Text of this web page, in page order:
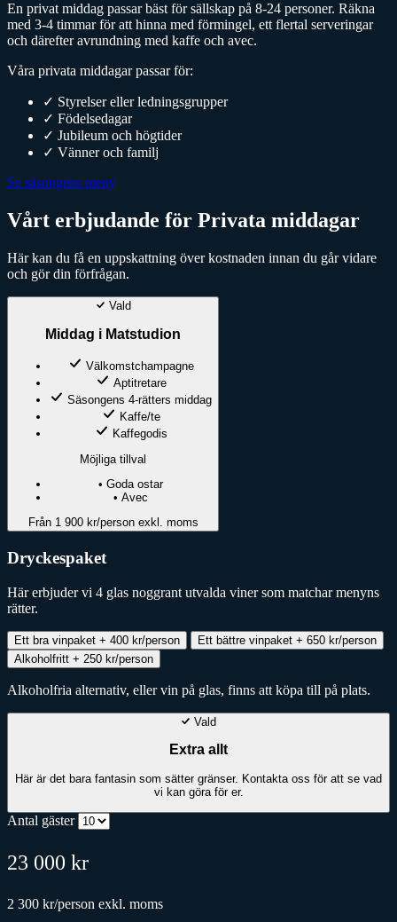
En privat middag passar bäst för sällskap på 8-24 personer. Räkna
med 3-4 timmar för att hinna med förmingel, ett flertal serveringar
och därefter avrundning med kaffe och avec.
Våra privata middagar passar för:
✓ Styrelser eller ledningsgrupper
✓ Födelsedagar
✓ Jubileum och högtider
✓ Vänner och familj
Se säsongens meny
Vårt erbjudande för Privata middagar
Här kan du få en uppskattning över kostnaden innan du går vidare
och gör din förfrågan.
Vald
Middag i Matstudion
Välkomstchampagne
Aptitretare
Säsongens 4-rätters middag
Kaffe/te
Kaffegodis
Möjliga tillval
• Goda ostar
• Avec
Från 1 900 kr/person exkl. moms
Dryckespaket
Här erbjuder vi 4 glas noggrant utvalda viner som matchar menyns
rätter.
Ett bra vinpaket + 400 kr/person Ett bättre vinpaket + 650 kr/person
Alkoholfritt + 250 kr/person
Alkoholfria alternativ, eller vin på glas, finns att köpa till på plats.
Vald
Extra allt
Här är det bara fantasin som sätter gränser. Kontakta oss för att se vad
vi kan göra för er.
Antal gäster
23 000 kr
2 300 kr/person exkl. moms